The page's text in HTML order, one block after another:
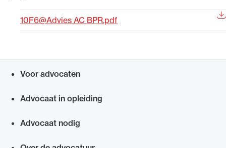
10F6@Advies AC BPR.pdf
Voor advocaten
Advocaat in opleiding
Advocaat nodig
Van de Advocatenwet tot de Verordening op
advocatuur (Roda).